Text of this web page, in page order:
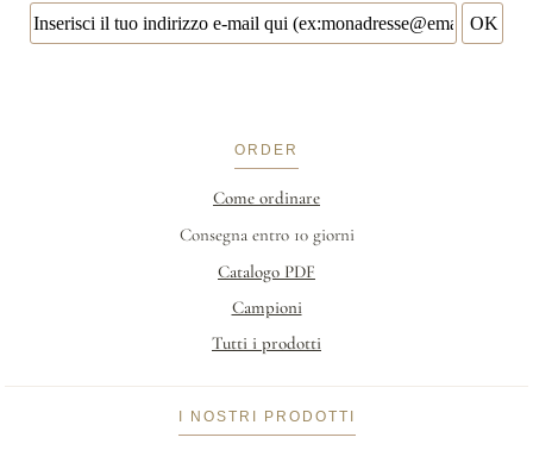
ORDER
Come ordinare
Consegna entro 10 giorni
Catalogo PDF
Campioni
Tutti i prodotti
I NOSTRI PRODOTTI